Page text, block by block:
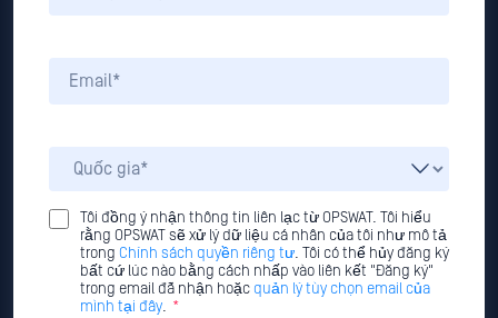
Tôi đồng ý nhận thông tin liên lạc từ OPSWAT. Tôi hiểu
rằng OPSWAT sẽ xử lý dữ liệu cá nhân của tôi như mô tả
trong Chính sách quyền riêng tư. Tôi có thể hủy đăng ký
bất cứ lúc nào bằng cách nhấp vào liên kết "Đăng ký"
trong email đã nhận hoặc quản lý tùy chọn email của
mình tại đây. *